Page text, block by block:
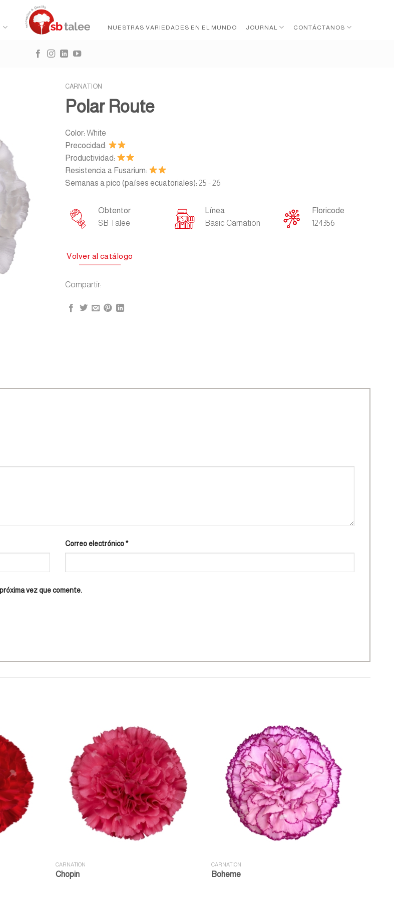
NUESTRAS VARIEDADES EN EL MUNDO JOURNAL CONTÁCTANOS
CARNATION
Polar Route
Color: White
Precocidad:
Productividad:
Resistencia a Fusarium:
Semanas a pico (países ecuatoriales): 25 - 26
Obtentor
SB Talee
Línea
Basic Carnation
Floricode
124356
Volver al catálogo
Compartir:
Correo electrónico*
vez que comente.
CARNATION
Chopin
CARNATION
Boheme